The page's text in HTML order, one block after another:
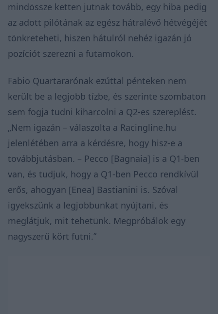
mindössze ketten jutnak tovább, egy hiba pedig
az adott pilótának az egész hátralévő hétvégéjét
tönkreteheti, hiszen hátulról nehéz igazán jó
pozíciót szerezni a futamokon.
Fabio Quartararónak ezúttal pénteken nem
került be a legjobb tízbe, és szerinte szombaton
sem fogja tudni kiharcolni a Q2-es szereplést.
„Nem igazán – válaszolta a Racingline.hu
jelenlétében arra a kérdésre, hogy hisz-e a
továbbjutásban. – Pecco [Bagnaia] is a Q1-ben
van, és tudjuk, hogy a Q1-ben Pecco rendkívül
erős, ahogyan [Enea] Bastianini is. Szóval
igyekszünk a legjobbunkat nyújtani, és
meglátjuk, mit tehetünk. Megpróbálok egy
nagyszerű kört futni.”